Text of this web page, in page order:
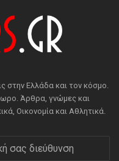
στην Ελλάδα και τον κόσμο.
Άρθρα, γνώμες και
Οικονομία και Αθλητικά.